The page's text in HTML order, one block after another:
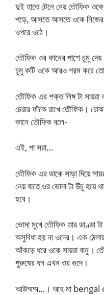
দুই হাতে টেনে নেয় তৌফিক
পড়ে, আসতে আসতে ওকে নিজের
ওপরে ওঠে।
তৌফিক ওর কানের পাশে চুমু
চুমু কটি ওকে আরও গরম করে
তৌফিক এর শক্ত লিঙ্গ টা সায়রা
চেরার ফাঁকে রাখে তৌফিক।
কানে তৌফিক বলে-
এই, পা সরা…
তৌফিক এর ডাকে সাড়া দিয়ে
নেয় যাতে ওর ভোদা টা উঁচু হয়ে
হবে।
ভোদা মুখে তৌফিক তার ডাণ্ডা
অসুবিধা হয় না ওদের। এক
আঁকড়ে ধরে ওকে সায়রা বানু।
পুরুষের ধন এখন ওর গুদে।
আউম্মম্ম…। আহ মা